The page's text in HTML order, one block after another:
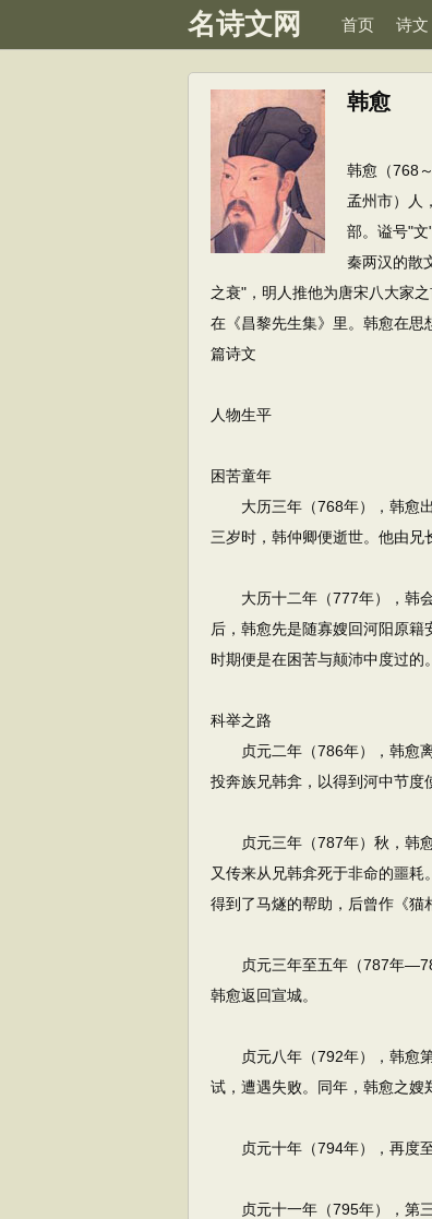
名诗文网 首页 诗文
韩愈
韩愈（768
孟州市）人
部。谥号"
秦两汉的散
之衰"，明人推他为唐宋八大家
在《昌黎先生集》里。韩愈在
篇诗文
人物生平
困苦童年
大历三年（768年），韩愈出
三岁时，韩仲卿便逝世。他由兄
大历十二年（777年），韩会
后，韩愈先是随寡嫂回河阳原
时期便是在困苦与颠沛中度过的
科举之路
贞元二年（786年），韩愈离
投奔族兄韩弇，以得到河中节度
贞元三年（787年）秋，韩愈
又传来从兄韩弇死于非命的噩
得到了马燧的帮助，后曾作《猫
贞元三年至五年（787年—789
韩愈返回宣城。
贞元八年（792年），韩愈第
试，遭遇失败。同年，韩愈之嫂
贞元十年（794年），再度至
贞元十一年（795年），第三